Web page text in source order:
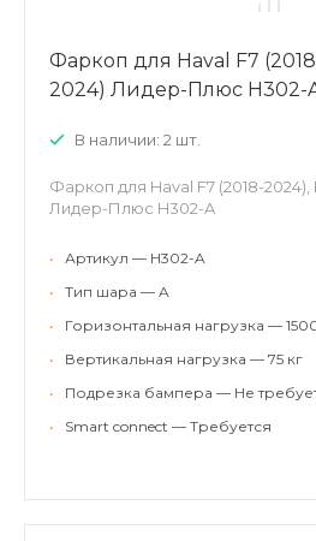
Фаркоп для Haval F7
2024) Лидер-Плюс H302-
В наличии: 2 шт.
Фаркоп для Haval F7 (2018-2024),
Лидер-Плюс H302-A
•
Артикул — H302-A
•
Тип шара — A
•
Горизонтальная нагрузка —
•
Вертикальная нагрузка — 75 кг
•
Подрезка бампера — Не
•
Smart connect — Требуется